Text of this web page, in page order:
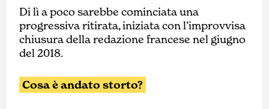
Di lì a poco sarebbe cominciata una
progressiva ritirata, iniziata con l’improvvisa
chiusura della redazione francese nel giugno
del 2018.
Cosa è andato storto?